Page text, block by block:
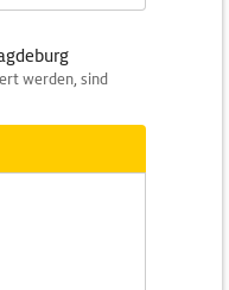
werden, sind